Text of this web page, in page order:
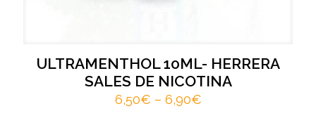
ULTRAMENTHOL 10ML- HERRERA
SALES DE NICOTINA
6,50€ – 6,90€